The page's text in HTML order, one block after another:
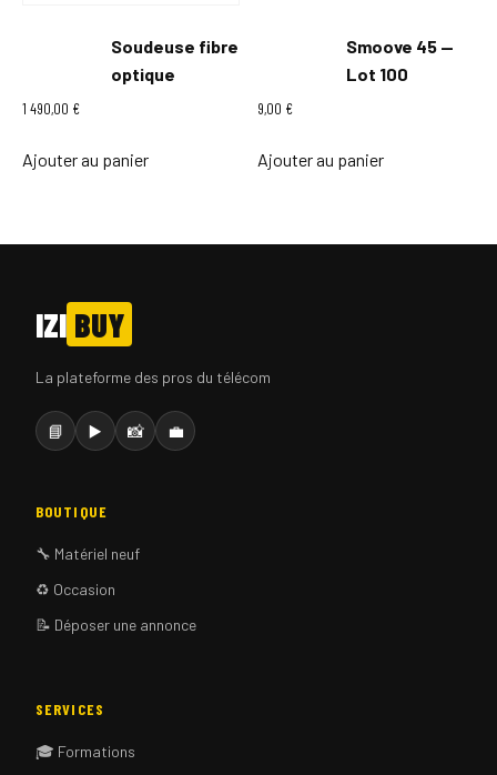
Soudeuse fibre
optique
1 490,00 €
Ajouter au panier
Smoove 45 —
Lot 100
9,00 €
Ajouter au panier
IZI BUY
La plateforme des pros du télécom
📘 ▶️ 📸 💼
BOUTIQUE
🔧 Matériel neuf
♻️ Occasion
📝 Déposer une annonce
SERVICES
🎓 Formations